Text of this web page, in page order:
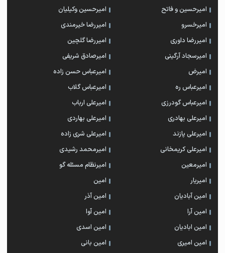
امیرحسین و فاتح
امیرحسین وکیلیان
امیرخسرو
امیررضا خیرمندی
امیررضا داوری
امیررضا گلچین
امیرسجاد آرگینی
امیرصادق شریفی
امیرض
امیرعباس حسن زاده
امیرعباس ره
امیرعباس گلاب
امیرعباس گودرزی
امیرعلی ارباب
امیرعلی بهادری
امیرعلی بهاردی
امیرعلی پازند
امیرعلی شری زاده
امیرعلی کریمخانی
امیرمحمد رشیدی
امیرمعین
امیرنظام مسئله گو
امیریار
امین
امین آبادیان
امین آذر
امین آرا
امین آوا
امین ابادیان
امین اسدی
امین امیری
امین بانی